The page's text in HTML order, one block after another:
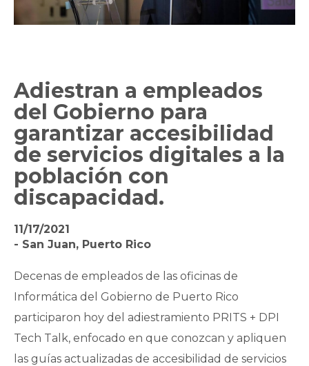
Adiestran a empleados
del Gobierno para
garantizar accesibilidad
de servicios digitales a la
población con
discapacidad.
11/17/2021
- San Juan, Puerto Rico
Decenas de empleados de las oficinas de
Informática del Gobierno de Puerto Rico
participaron hoy del adiestramiento PRITS + DPI
Tech Talk, enfocado en que conozcan y apliquen
las guías actualizadas de accesibilidad de servicios